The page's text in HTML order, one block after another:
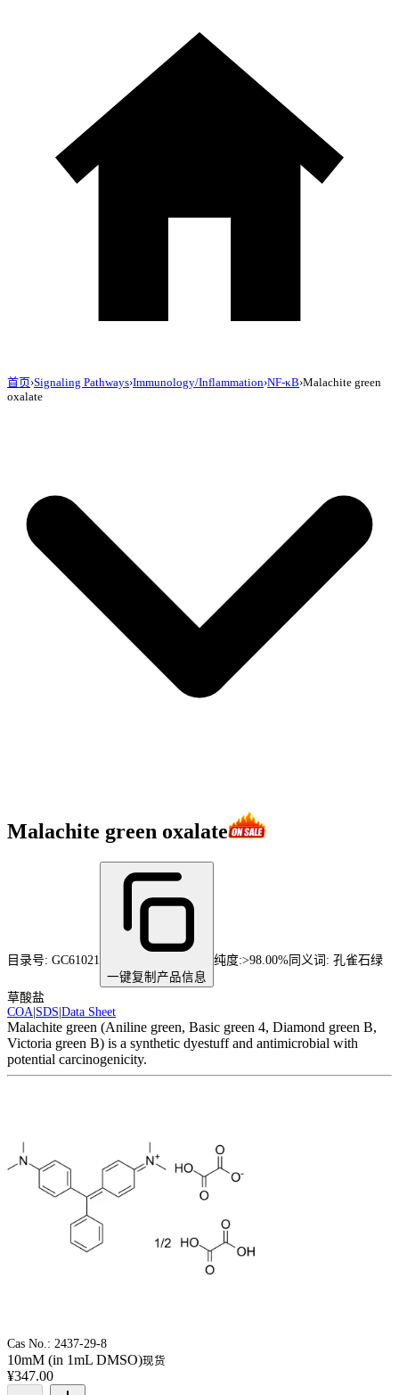
首页›Signaling Pathways›Immunology/Inflammation›NF-κB›Malachite green
oxalate
Malachite green oxalate
目录号: GC61021
一键复制产品信息
纯度:>98.00% 同义词: 孔雀石绿
草酸盐
COA SDS Data Sheet
Malachite green (Aniline green, Basic green 4, Diamond green B,
Victoria green B) is a synthetic dyestuff and antimicrobial with
potential carcinogenicity.
Cas No.: 2437-29-8
10mM (in 1mL DMSO)现货
¥347.00